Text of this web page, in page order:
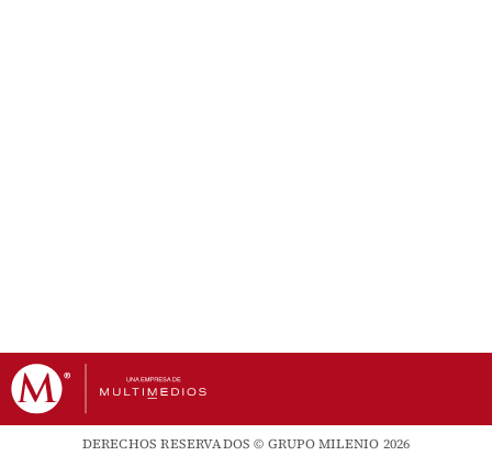
DERECHOS RESERVADOS © GRUPO MILENIO 2026